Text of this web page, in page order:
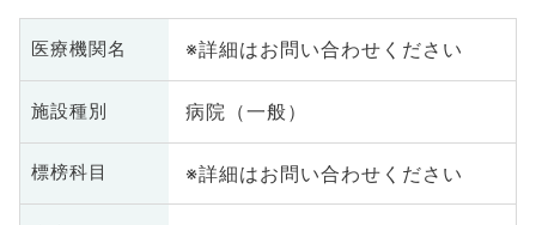
医療機関名 ※詳細はお問い合わせください
施設種別 病院（一般）
標榜科目 ※詳細はお問い合わせください